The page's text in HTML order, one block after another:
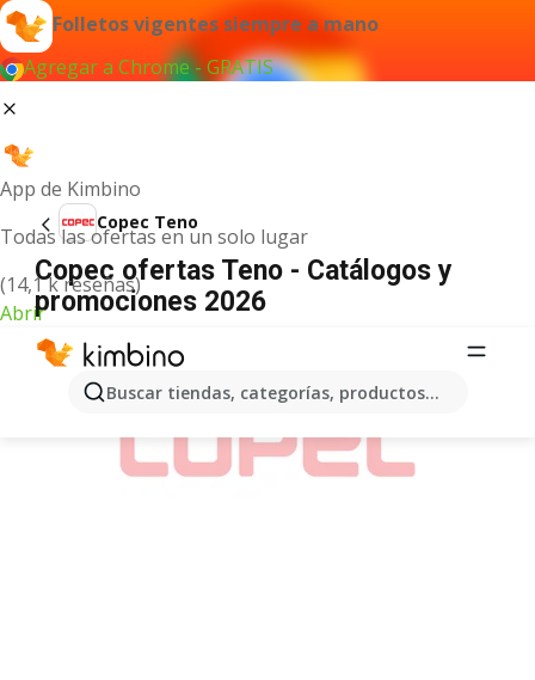
Folletos vigentes siempre a mano
Agregar a Chrome - GRATIS
App de Kimbino
Todas las ofertas en un solo lugar
(14,1 k reseñas)
Abrir
Buscar tiendas, categorías, productos...
Copec Teno
Copec ofertas Teno - Catálogos y
promociones 2026